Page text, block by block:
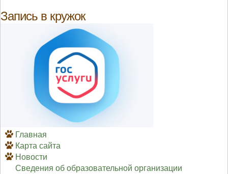
Запись в кружок
Главная
Карта сайта
Новости
Сведения об образовательной организации